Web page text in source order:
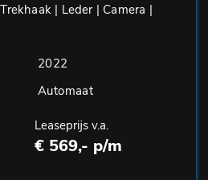
| Leder | Camera |
2022
Automaat
Leaseprijs v.a.
€ 569,- p/m